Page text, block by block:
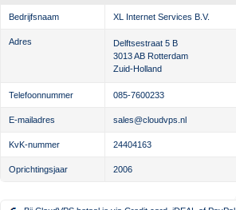
Bedrijfsnaam XL Internet Services B.V.
Adres
Delftsestraat 5 B
3013 AB Rotterdam
Zuid-Holland
Telefoonnummer 085-7600233
E-mailadres sales@cloudvps.nl
KvK-nummer 24404163
Oprichtingsjaar 2006